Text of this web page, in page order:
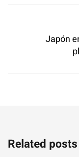
Japón
Related posts